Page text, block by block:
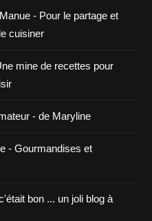
- Pour le partage et
cuisiner
mine de recettes pour
- de Maryline
- Gourmandises et
bon ... un joli blog à